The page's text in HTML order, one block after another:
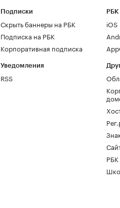
Подписки
Скрыть баннеры на РБК
Подписка на РБК
Корпоративная подписка
Уведомления
RSS
РБК
iOS